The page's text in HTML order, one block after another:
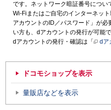
です。ネットワーク暗証番号につい
Wi-Fiまたはご自宅のインターネッ
アカウントのID／パスワード」が
い方も、dアカウントの発行が可能で
dアカウントの発行・確認は「
dア
ドコモショップを表示
量販店などを表示